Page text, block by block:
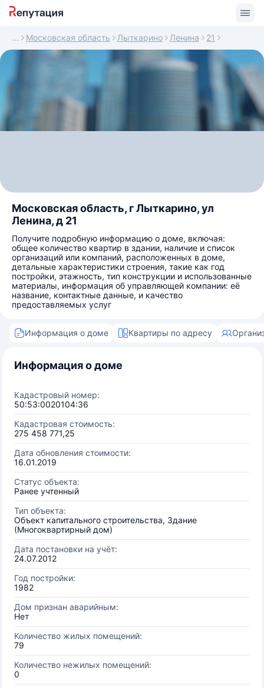
Московская область Лыткарино Ленина 21
Московская область, г Лыткарино, ул
Ленина, д 21
Получите подробную информацию о доме, включая:
общее количество квартир в здании, наличие и список
организаций или компаний, расположенных в доме,
детальные характеристики строения, такие как год
постройки, этажность, тип конструкции и использованные
материалы, информация об управляющей компании: её
название, контактные данные, и качество
предоставляемых услуг
Информация о доме Квартиры по адресу
Информация о доме
Кадастровый номер:
50:53:0020104:36
Кадастровая стоимость:
275 458 771,25
Дата обновления стоимости:
16.01.2019
Статус объекта:
Ранее учтенный
Тип объекта:
Объект капитального строительства, Здание
(Многоквартирный дом)
Дата постановки на учёт:
24.07.2012
Год постройки:
1982
Дом признан аварийным:
Нет
Количество жилых помещений:
79
Количество нежилых помещений:
0